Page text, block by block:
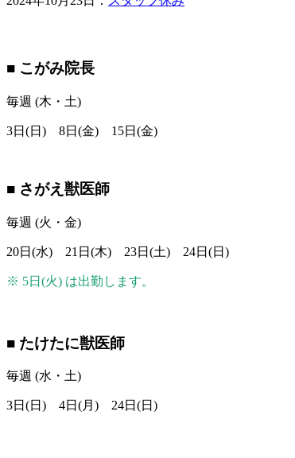
■ こがみ院長
毎週 (木・土)
3日(日) 8日(金) 15日(金)
■ さがえ獣医師
毎週 (火・金)
20日(水) 21日(木) 23日(土) 24日(日)
※ 5日(火) は出勤します。
■ たけたに獣医師
毎週 (水・土)
3日(日) 4日(月) 24日(日)